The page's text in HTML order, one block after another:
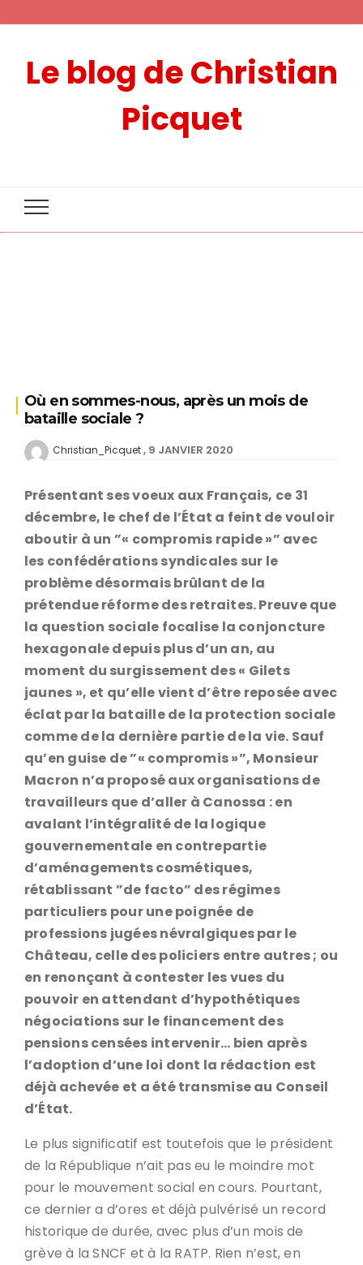
Le blog de Christian
Picquet
Où en sommes-nous, après un mois de
bataille sociale ?
Christian_Picquet 9 JANVIER 2020
Présentant ses voeux aux Français, ce 31
décembre, le chef de l’État a feint de vouloir
aboutir à un ”« compromis rapide »” avec
les confédérations syndicales sur le
problème désormais brûlant de la
prétendue réforme des retraites. Preuve que
la question sociale focalise la conjoncture
hexagonale depuis plus d’un an, au
moment du surgissement des « Gilets
jaunes », et qu’elle vient d’être reposée avec
éclat par la bataille de la protection sociale
comme de la dernière partie de la vie. Sauf
qu’en guise de ”« compromis »”, Monsieur
Macron n’a proposé aux organisations de
travailleurs que d’aller à Canossa : en
avalant l’intégralité de la logique
gouvernementale en contrepartie
d’aménagements cosmétiques,
rétablissant ”de facto” des régimes
particuliers pour une poignée de
professions jugées névralgiques par le
Château, celle des policiers entre autres ; ou
en renonçant à contester les vues du
pouvoir en attendant d’hypothétiques
négociations sur le financement des
pensions censées intervenir… bien après
l’adoption d’une loi dont la rédaction est
déjà achevée et a été transmise au Conseil
d’État.
Le plus significatif est toutefois que le président
de la République n’ait pas eu le moindre mot
pour le mouvement social en cours. Pourtant,
ce dernier a d’ores et déjà pulvérisé un record
historique de durée, avec plus d’un mois de
grève à la SNCF et à la RATP. Rien n’est, en